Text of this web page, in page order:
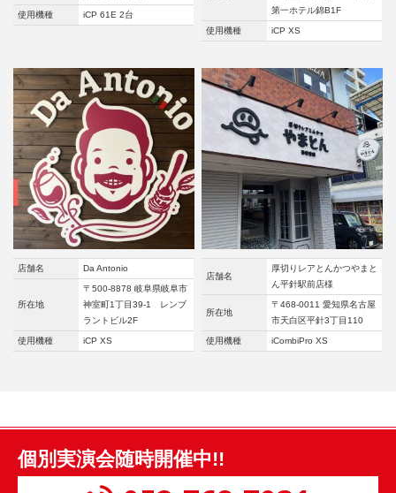
使用機種 iCP 61E 2台
第一ホテル錦B1F
使用機種 iCP XS
店舗名 Da Antonio
所在地
〒500-8878 岐阜県岐阜市
神室町1丁目39-1 レンブ
ラントビル2F
使用機種 iCP XS
店舗名
厚切りレアとんかつやまと
ん平針駅前店様
所在地
〒468-0011 愛知県名古屋
市天白区平針3丁目110
使用機種 iCombiPro XS
個別実演会随時開催中!!